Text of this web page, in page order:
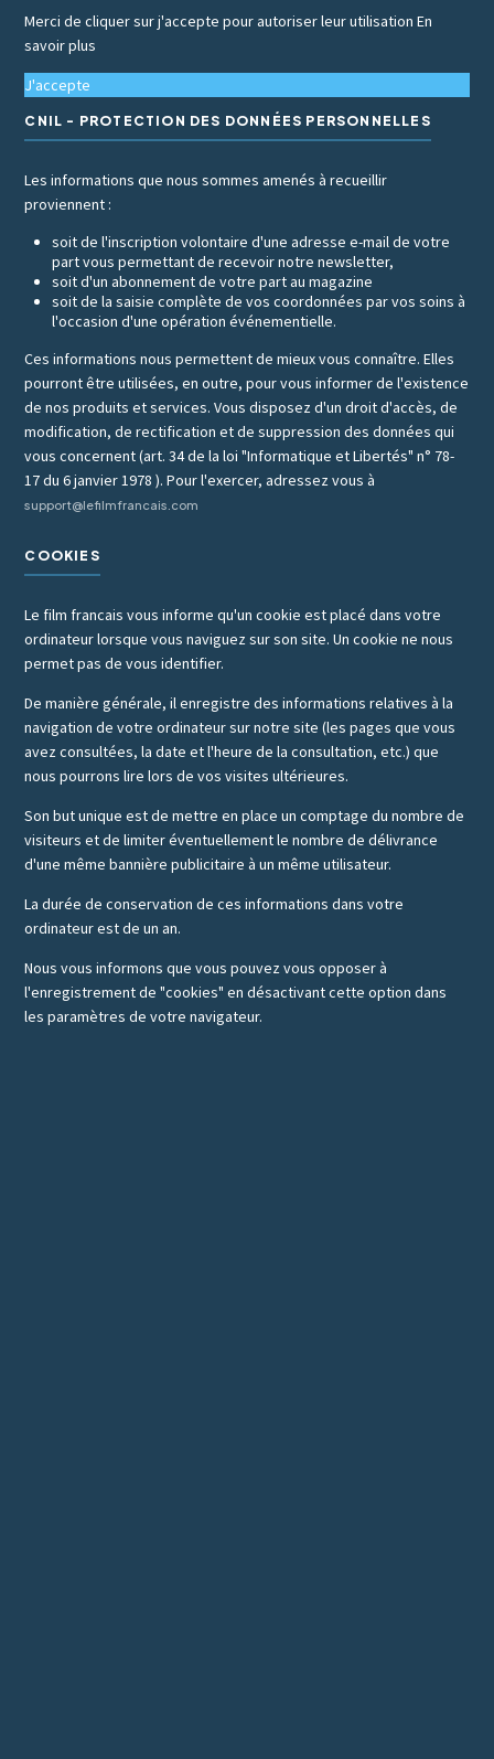
Merci de cliquer sur j'accepte pour autoriser leur utilisationEn
savoir plus
J'accepte
CNIL - PROTECTION DES DONNÉES PERSONNELLES
Les informations que nous sommes amenés à recueillir
proviennent :
soit de l'inscription volontaire d'une adresse e-mail de votre
part vous permettant de recevoir notre newsletter,
soit d'un abonnement de votre part au magazine
soit de la saisie complète de vos coordonnées par vos soins à
l'occasion d'une opération événementielle.
Ces informations nous permettent de mieux vous connaître. Elles
pourront être utilisées, en outre, pour vous informer de l'existence
de nos produits et services. Vous disposez d'un droit d'accès, de
modification, de rectification et de suppression des données qui
vous concernent (art. 34 de la loi "Informatique et Libertés" n° 78-
17 du 6 janvier 1978 ). Pour l'exercer, adressez vous à
support@lefilmfrancais.com
COOKIES
Le film francais vous informe qu'un cookie est placé dans votre
ordinateur lorsque vous naviguez sur son site. Un cookie ne nous
permet pas de vous identifier.
De manière générale, il enregistre des informations relatives à la
navigation de votre ordinateur sur notre site (les pages que vous
avez consultées, la date et l'heure de la consultation, etc.) que
nous pourrons lire lors de vos visites ultérieures.
Son but unique est de mettre en place un comptage du nombre de
visiteurs et de limiter éventuellement le nombre de délivrance
d'une même bannière publicitaire à un même utilisateur.
La durée de conservation de ces informations dans votre
ordinateur est de un an.
Nous vous informons que vous pouvez vous opposer à
l'enregistrement de "cookies" en désactivant cette option dans
les paramètres de votre navigateur.